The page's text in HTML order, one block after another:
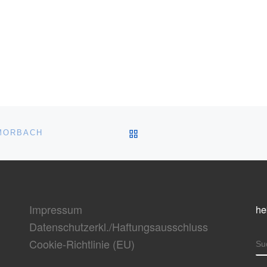
Impressum
Datenschutzerkl./Haftungsausschluss
Cookie-Richtlinie (EU)